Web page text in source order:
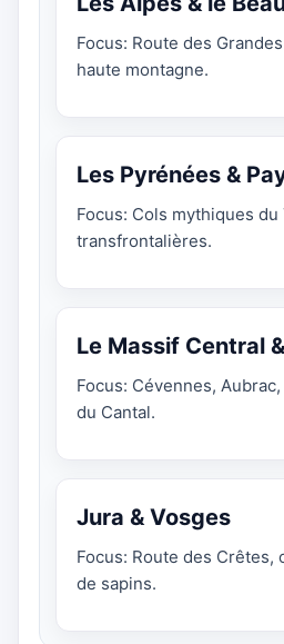
Focus: Route des
haute montagne.
Les Pyrénées &
Focus: Cols mythiques du
transfrontalières.
Le Massif Central
Focus: Cévennes,
du Cantal.
Jura & Vosges
Focus: Route des Crêtes,
de sapins.